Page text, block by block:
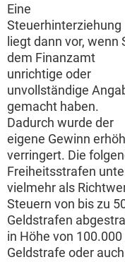
Eine
Steuerhinterziehung
liegt dann vor, wenn
dem Finanzamt
unrichtige oder
unvollständige
gemacht haben.
Dadurch wurde der
eigene Gewinn
verringert. Die
Freiheitsstrafen
vielmehr als
Steuern von bis zu
Geldstrafen
in Höhe von
Geldstrafe oder